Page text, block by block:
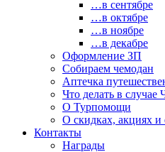
…в сентябре
…в октябре
…в ноябре
…в декабре
Оформление ЗП
Собираем чемодан
Аптечка
Что делать в случае
О Турпомощи
О скидках, акциях
Контакты
Награды